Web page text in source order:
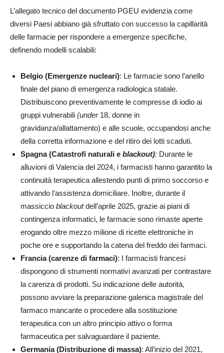
L’allegato tecnico del documento PGEU evidenzia come
diversi Paesi abbiano già sfruttato con successo la capillarità
delle farmacie per rispondere a emergenze specifiche,
definendo modelli scalabili:
Belgio (Emergenze nucleari): Le farmacie sono l’anello
finale del piano di emergenza radiologica statale.
Distribuiscono preventivamente le compresse di iodio ai
gruppi vulnerabili (under18, donne in
gravidanza/allattamento) e alle scuole, occupandosi anche
della corretta informazione e del ritiro dei lotti scaduti.
Spagna (Catastrofi naturali e blackout): Durante le
alluvioni di Valencia del 2024, i farmacisti hanno garantito la
continuità terapeutica allestendo punti di primo soccorso e
attivando l’assistenza domiciliare. Inoltre, durante il
massiccio blackoutdell’aprile 2025, grazie ai piani di
contingenza informatici, le farmacie sono rimaste aperte
erogando oltre mezzo milione di ricette elettroniche in
poche ore e supportando la catena del freddo dei farmaci.
Francia (carenze di farmaci): I farmacisti francesi
dispongono di strumenti normativi avanzati per contrastare
la carenza di prodotti. Su indicazione delle autorità,
possono avviare la preparazione galenica magistrale del
farmaco mancante o procedere alla sostituzione
terapeutica con un altro principio attivo o forma
farmaceutica per salvaguardare il paziente.
Germania (Distribuzione di massa): All’inizio del 2021,